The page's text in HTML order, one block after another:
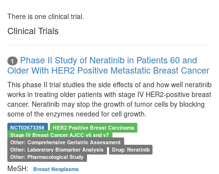
There is one clinical trial.
Clinical Trials
1
Phase II Study of Neratinib in Patients 60 and
Older With HER2 Positive Metastatic Breast Cancer
This phase II trial studies the side effects of and how well neratinib
works in treating older patients with stage IV HER2-positive breast
cancer. Neratinib may stop the growth of tumor cells by blocking
some of the enzymes needed for cell growth.
NCT02673398
HER2 Positive Breast Carcinoma
Stage IV Breast Cancer AJCC v6 and v7
Other: Comprehensive Geriatric Assessment
Other: Laboratory Biomarker Analysis
Drug: Neratinib
Other: Pharmacological Study
MeSH: Breast Neoplasms